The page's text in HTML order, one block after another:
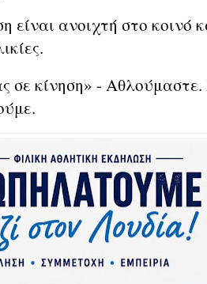
είναι ανοιχτή στο κοινό
σε κίνηση» -